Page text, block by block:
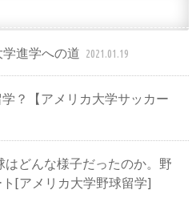
進学への道 2021.01.19
？【アメリカ大学サッカー
どんな様子だったのか。野
[アメリカ大学野球留学]